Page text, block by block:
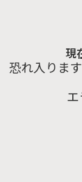
現
恐れ入りま